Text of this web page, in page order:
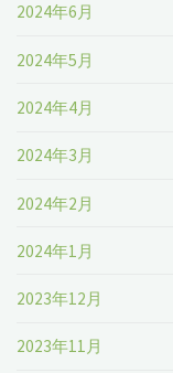
2024年6月
2024年5月
2024年4月
2024年3月
2024年2月
2024年1月
2023年12月
2023年11月